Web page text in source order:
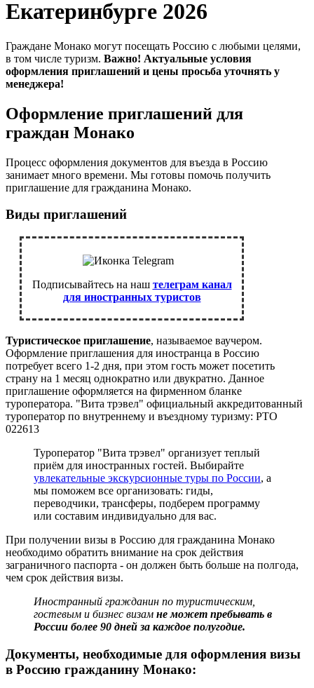
Екатеринбурге 2026
Граждане Монако могут посещать Россию с любыми целями,
в том числе туризм. Важно! Актуальные условия
оформления приглашений и цены просьба уточнять у
менеджера!
Оформление приглашений для
граждан Монако
Процесс оформления документов для въезда в Россию
занимает много времени. Мы готовы помочь получить
приглашение для гражданина Монако.
Виды приглашений
Подписывайтесь на наш телеграм канал
для иностранных туристов
Туристическое приглашение, называемое ваучером.
Оформление приглашения для иностранца в Россию
потребует всего 1-2 дня, при этом гость может посетить
страну на 1 месяц однократно или двукратно. Данное
приглашение оформляется на фирменном бланке
туроператора. "Вита трэвел" официальный аккредитованный
туроператор по внутреннему и въездному туризму: РТО
022613
Туроператор "Вита трэвел" организует теплый
приём для иностранных гостей. Выбирайте
увлекательные экскурсионные туры по России, а
мы поможем все организовать: гиды,
переводчики, трансферы, подберем программу
или составим индивидуально для вас.
При получении визы в Россию для гражданина Монако
необходимо обратить внимание на срок действия
заграничного паспорта - он должен быть больше на полгода,
чем срок действия визы.
Иностранный гражданин по туристическим,
гостевым и бизнес визам не может пребывать в
России более 90 дней за каждое полугодие.
Документы, необходимые для оформления визы
в Россию гражданину Монако: